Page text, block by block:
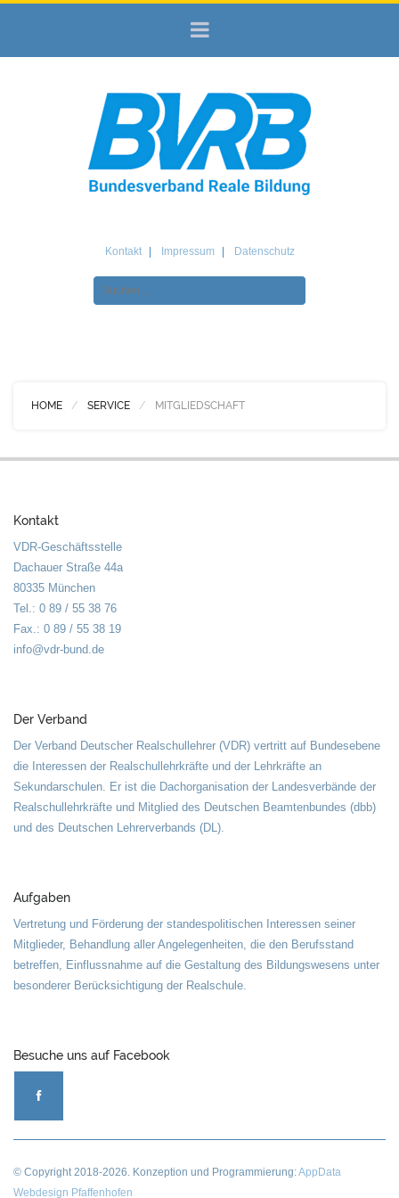
Kontakt Impressum Datenschutz
HOME SERVICE MITGLIEDSCHAFT
Kontakt
VDR-Geschäftsstelle
Dachauer Straße 44a
80335 München
Tel.: 0 89 / 55 38 76
Fax.: 0 89 / 55 38 19
info@vdr-bund.de
Der Verband
Der Verband Deutscher Realschullehrer (VDR) vertritt auf Bundesebene
die Interessen der Realschullehrkräfte und der Lehrkräfte an
Sekundarschulen. Er ist die Dachorganisation der Landesverbände der
Realschullehrkräfte und Mitglied des Deutschen Beamtenbundes (dbb)
und des Deutschen Lehrerverbands (DL).
Aufgaben
Vertretung und Förderung der standespolitischen Interessen seiner
Mitglieder, Behandlung aller Angelegenheiten, die den Berufsstand
betreffen, Einflussnahme auf die Gestaltung des Bildungswesens unter
besonderer Berücksichtigung der Realschule.
Besuche uns auf Facebook
© Copyright2018-2026. Konzeption und Programmierung:AppData
Webdesign Pfaffenhofen